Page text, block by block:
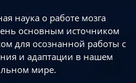
наука о работе мозга
основным источником
для осознанной работы с
и адаптации в нашем
мире.